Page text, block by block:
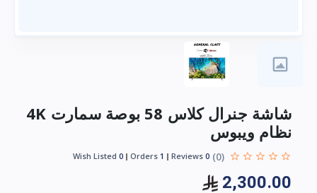
شاشة جنرال كلاس 58 بوصة سمارت 4K
نظام ويبوس
(0)
0
1
0
2,300.00